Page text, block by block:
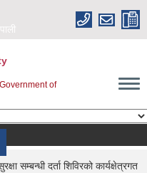
of
सम्बन्धी दर्ता शिविरको कार्यक्षेत्रगत